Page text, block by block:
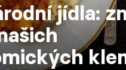
jídla: